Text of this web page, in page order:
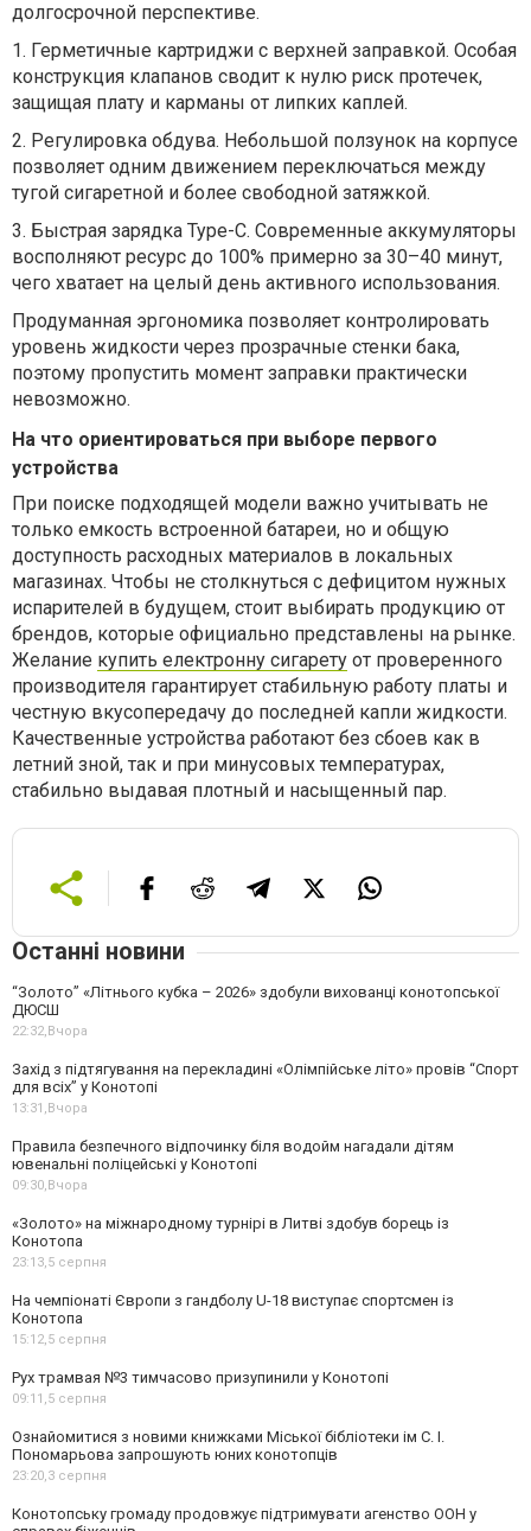
долгосрочной перспективе.
1. Герметичные картриджи с верхней заправкой. Особая
конструкция клапанов сводит к нулю риск протечек,
защищая плату и карманы от липких каплей.
2. Регулировка обдува. Небольшой ползунок на корпусе
позволяет одним движением переключаться между
тугой сигаретной и более свободной затяжкой.
3. Быстрая зарядка Type-C. Современные аккумуляторы
восполняют ресурс до 100% примерно за 30–40 минут,
чего хватает на целый день активного использования.
Продуманная эргономика позволяет контролировать
уровень жидкости через прозрачные стенки бака,
поэтому пропустить момент заправки практически
невозможно.
На что ориентироваться при выборе первого
устройства
При поиске подходящей модели важно учитывать не
только емкость встроенной батареи, но и общую
доступность расходных материалов в локальных
магазинах. Чтобы не столкнуться с дефицитом нужных
испарителей в будущем, стоит выбирать продукцию от
брендов, которые официально представлены на рынке.
Желание купить електронну сигарету от проверенного
производителя гарантирует стабильную работу платы и
честную вкусопередачу до последней капли жидкости.
Качественные устройства работают без сбоев как в
летний зной, так и при минусовых температурах,
стабильно выдавая плотный и насыщенный пар.
Останні новини
“Золото” «Літнього кубка – 2026» здобули вихованці конотопської
ДЮСШ
22:32,Вчора
Захід з підтягування на перекладині «Олімпійське літо» провів “Спорт
для всіх” у Конотопі
13:31,Вчора
Правила безпечного відпочинку біля водойм нагадали дітям
ювенальні поліцейські у Конотопі
09:30,Вчора
«Золото» на міжнародному турнірі в Литві здобув борець із
Конотопа
23:13,5 серпня
На чемпіонаті Європи з гандболу U-18 виступає спортсмен із
Конотопа
15:12,5 серпня
Рух трамвая №3 тимчасово призупинили у Конотопі
09:11,5 серпня
Ознайомитися з новими книжками Міської бібліотеки ім С. І.
Пономарьова запрошують юних конотопців
23:20,3 серпня
Конотопську громаду продовжує підтримувати агенство ООН у